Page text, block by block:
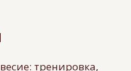
тренировка,